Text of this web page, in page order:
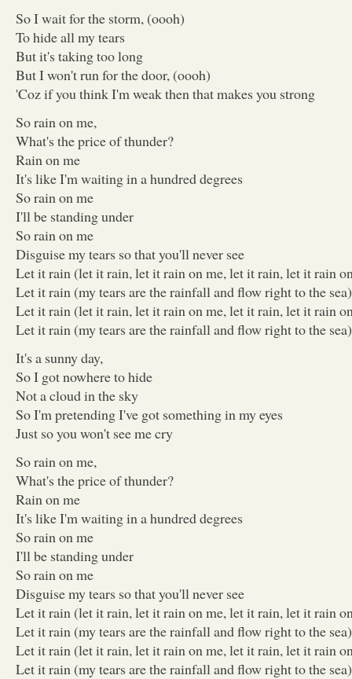
So I wait for the storm, (oooh)
To hide all my tears
But it's taking too long
But I won't run for the door, (oooh)
'Coz if you think I'm weak then that makes you strong
So rain on me,
What's the price of thunder?
Rain on me
It's like I'm waiting in a hundred degrees
So rain on me
I'll be standing under
So rain on me
Disguise my tears so that you'll never see
Let it rain (let it rain, let it rain on me, let it rain, let it rain
Let it rain (my tears are the rainfall and flow right to the sea)
Let it rain (let it rain, let it rain on me, let it rain, let it rain
Let it rain (my tears are the rainfall and flow right to the sea)
It's a sunny day,
So I got nowhere to hide
Not a cloud in the sky
So I'm pretending I've got something in my eyes
Just so you won't see me cry
So rain on me,
What's the price of thunder?
Rain on me
It's like I'm waiting in a hundred degrees
So rain on me
I'll be standing under
So rain on me
Disguise my tears so that you'll never see
Let it rain (let it rain, let it rain on me, let it rain, let it rain
Let it rain (my tears are the rainfall and flow right to the sea)
Let it rain (let it rain, let it rain on me, let it rain, let it rain
Let it rain (my tears are the rainfall and flow right to the sea)